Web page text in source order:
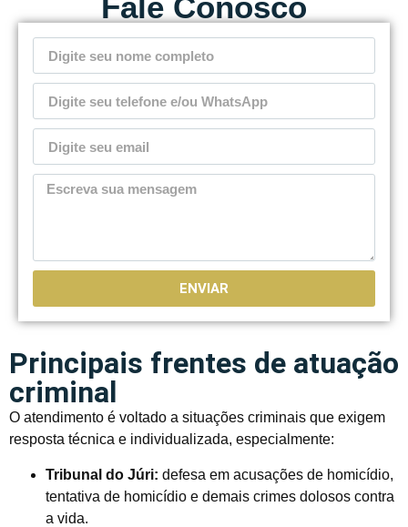
Fale Conosco
ENVIAR
Principais frentes de atuação
criminal
O atendimento é voltado a situações criminais que exigem
resposta técnica e individualizada, especialmente:
Tribunal do Júri: defesa em acusações de homicídio,
tentativa de homicídio e demais crimes dolosos contra
a vida.